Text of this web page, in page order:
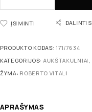
ĮSIMINTI DALINTIS
PRODUKTO KODAS: 171/7634
KATEGORIJOS: AUKŠTAKULNIAI
ŽYMA: ROBERTO VITALI
APRAŠYMAS